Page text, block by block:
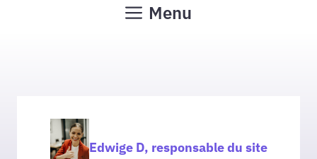
Menu
Edwige D, responsable du site